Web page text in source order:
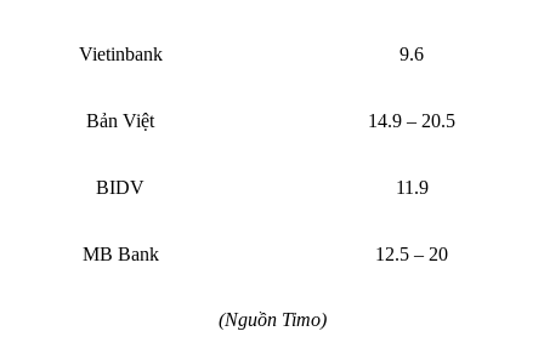
Vietinbank 9.6
Bản Việt 14.9 – 20.5
BIDV 11.9
MB Bank 12.5 – 20
(Nguồn Timo)